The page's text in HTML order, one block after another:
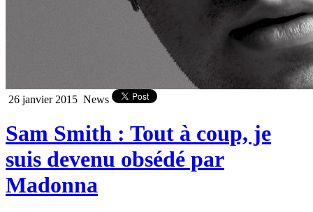
26 janvier 2015 News
Sam Smith : Tout à coup, je
suis devenu obsédé par
Madonna